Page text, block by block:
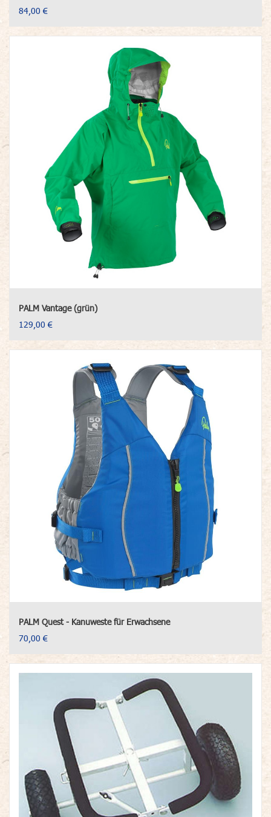
84,00 €
PALM Vantage (grün)
129,00 €
PALM Quest - Kanuweste für Erwachsene
70,00 €